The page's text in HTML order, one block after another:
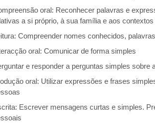
oral: Reconhecer palavras e
a si próprio, à sua família e aos
Compreender nomes conhecidos,
oral: Comunicar de forma simples
e responder a perguntas simples sobre
oral: Utilizar expressões e frases
Escrever mensagens curtas e simples.